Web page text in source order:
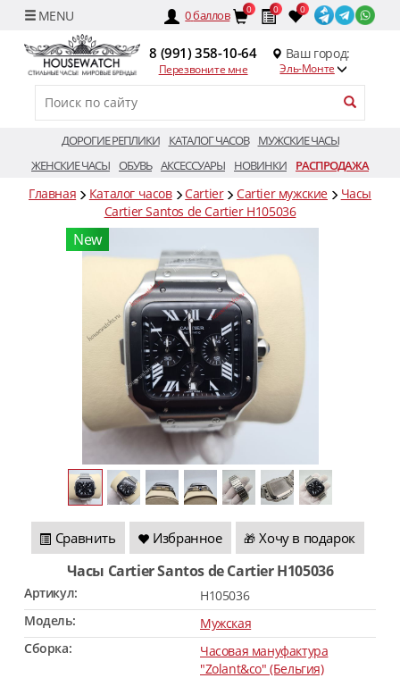
0баллов 0 0 0
8 (991) 358-10-64
Перезвоните мне
Ваш город:
Эль-Монте
ДОРОГИЕ РЕПЛИКИ КАТАЛОГ ЧАСОВ
МУЖСКИЕ ЧАСЫ
ЖЕНСКИЕ ЧАСЫ ОБУВЬ АКСЕССУАРЫ НОВИНКИ РАСПРОДАЖА
Главная Каталог часов Cartier Cartier мужские
Часы
Cartier Santos de Cartier H105036
New
Сравнить Избранное 🎁 Хочу в подарок
Часы Cartier Santos de Cartier H105036
Артикул:
H105036
Модель:
Мужская
Сборка:
Часовая мануфактура
"Zolant&co" (Бельгия)